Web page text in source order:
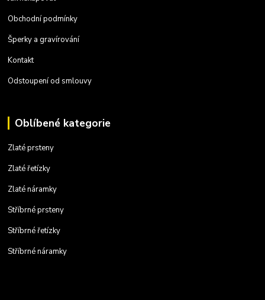
Obchodní podmínky
Šperky a gravírování
Kontakt
Odstoupení od smlouvy
Oblíbené kategorie
Zlaté prsteny
Zlaté řetízky
Zlaté náramky
Stříbrné prsteny
Stříbrné řetízky
Stříbrné náramky